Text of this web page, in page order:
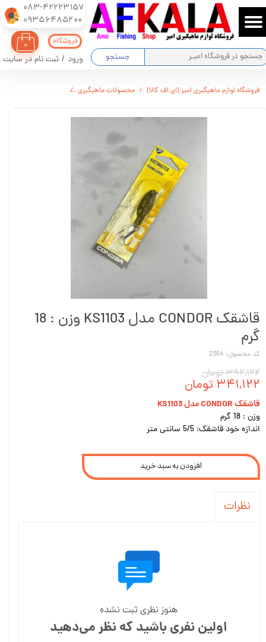
083-42223157
​​​​​​​09356485200
جستجو
۰
ورود / ثبت نام در سایت
حساب کاربری من
تغییر گذر واژه
فروشگاه
فروشگاه لوازم ماهیگیری امیر (ای اف کالا) محصولات ماهیگیری
قاشقک CONDOR مدل KS1103 وزن : 18
گرم
کد محصول: 2364
۳۹۲,۱۲۲ تومان
۳۴۱,۱۲۲ تومان
قاشقک CONDOR مدل KS1103
وزن : 18 گرم
اندازه خود قاشقک: 5/5 سانتی متر
افزودن به سبد خرید
نظرات
هنوز نظری ثبت نشده
اولین نفری باشید که نظر می‌دهید